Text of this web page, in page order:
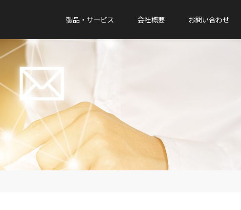
製品・サービス 会社概要 お問い合わせ